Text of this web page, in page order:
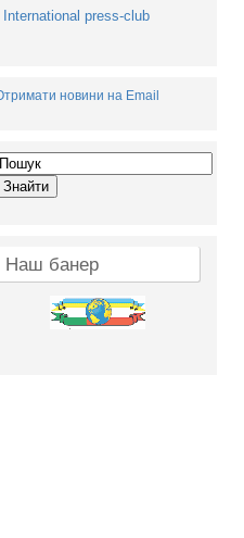
International press-club
новини на Email
Наш банер